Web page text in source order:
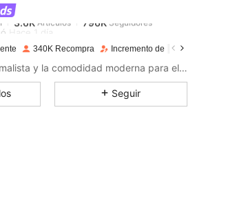
3.6K
Hace 1 día
340K Recompra Incremento de seguidores de
Descubre el estilo minimalista y la comodidad moderna para el uso diario.
Seguir